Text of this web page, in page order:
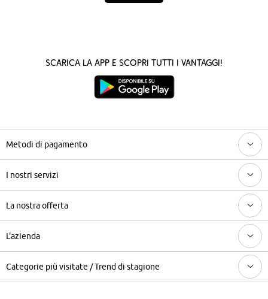
Scarica la App e scopri tutti i vantaggi!
Metodi di pagamento
I nostri servizi
La nostra offerta
L'azienda
Categorie più visitate / Trend di stagione